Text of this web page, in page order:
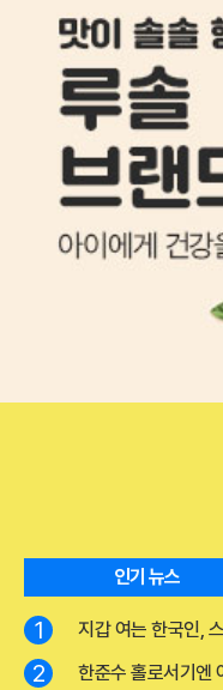
인기 뉴스
1 지갑 여는 한국인,
2 한준수 홀로서기엔